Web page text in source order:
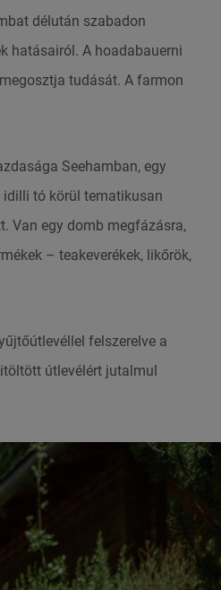
délután szabadon
hatásairól. A hoadabauerni
tudását. A farmon
Seehamban, egy
idilli tó körül tematikusan
Van egy domb megfázásra,
– teakeverékek, likőrök,
felszerelve a
útlevélért jutalmul